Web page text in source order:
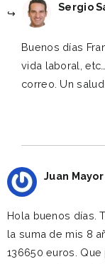
Sergio
Buenos días
vida laboral,
correo. Un
Juan
Hola buenos días.
la suma de mis 8
136650 euros.